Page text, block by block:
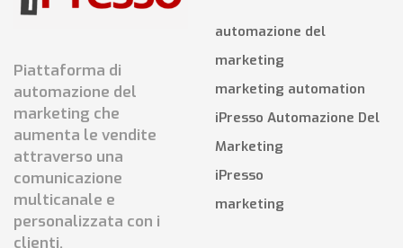
Piattaforma di
automazione del
marketing che
aumenta le vendite
attraverso una
comunicazione
multicanale e
personalizzata con i
clienti.
automazione del
marketing
marketing automation
iPresso Automazione Del
Marketing
iPresso
marketing